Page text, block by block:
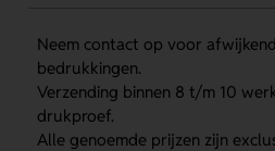
Neem contact op voor
bedrukkingen.
Verzending binnen 8 t/m 10
drukproef.
Alle genoemde prijzen zijn